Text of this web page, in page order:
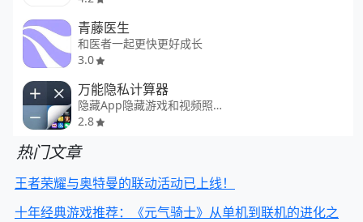
青藤医生
和医者一起更快更好成长
3.0
万能隐私计算器
隐藏App隐藏游戏和视频照片
2.8
热门文章
王者荣耀与奥特曼的联动活动已上线！
十年经典游戏推荐：《元气骑士》从单机到联机的进化之